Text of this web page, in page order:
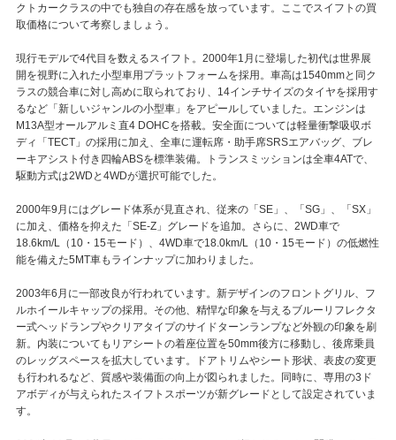
クトカークラスの中でも独自の存在感を放っています。ここでスイフトの買
取価格について考察しましょう。
現行モデルで4代目を数えるスイフト。2000年1月に登場した初代は世界展
開を視野に入れた小型車用プラットフォームを採用。車高は1540mmと同ク
ラスの競合車に対し高めに取られており、14インチサイズのタイヤを採用す
るなど「新しいジャンルの小型車」をアピールしていました。エンジンは
M13A型オールアルミ直4 DOHCを搭載。安全面については軽量衝撃吸収ボ
ディ「TECT」の採用に加え、全車に運転席・助手席SRSエアバッグ、ブレ
ーキアシスト付き四輪ABSを標準装備。トランスミッションは全車4ATで、
駆動方式は2WDと4WDが選択可能でした。
2000年9月にはグレード体系が見直され、従来の「SE」、「SG」、「SX」
に加え、価格を抑えた「SE-Z」グレードを追加。さらに、2WD車で
18.6km/L（10・15モード）、4WD車で18.0km/L（10・15モード）の低燃性
能を備えた5MT車もラインナップに加わりました。
2003年6月に一部改良が行われています。新デザインのフロントグリル、フ
ルホイールキャップの採用。その他、精悍な印象を与えるブルーリフレクタ
ー式ヘッドランプやクリアタイプのサイドターンランプなど外観の印象を刷
新。内装についてもリアシートの着座位置を50mm後方に移動し、後席乗員
のレッグスペースを拡大しています。ドアトリムやシート形状、表皮の変更
も行われるなど、質感や装備面の向上が図られました。同時に、専用の3ド
アボディが与えられたスイフトスポーツが新グレードとして設定されていま
す。